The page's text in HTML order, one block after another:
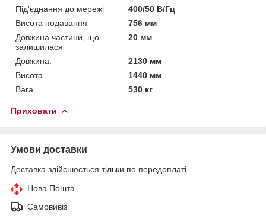
Під'єднання до мережі
400/50 В/Гц
Висота подавання
756 мм
Довжина частини, що
залишилася
20 мм
Довжина:
2130 мм
Висота
1440 мм
Вага
530 кг
Приховати
Умови доставки
Доставка здійснюється тільки по передоплаті.
Нова Пошта
Самовивіз